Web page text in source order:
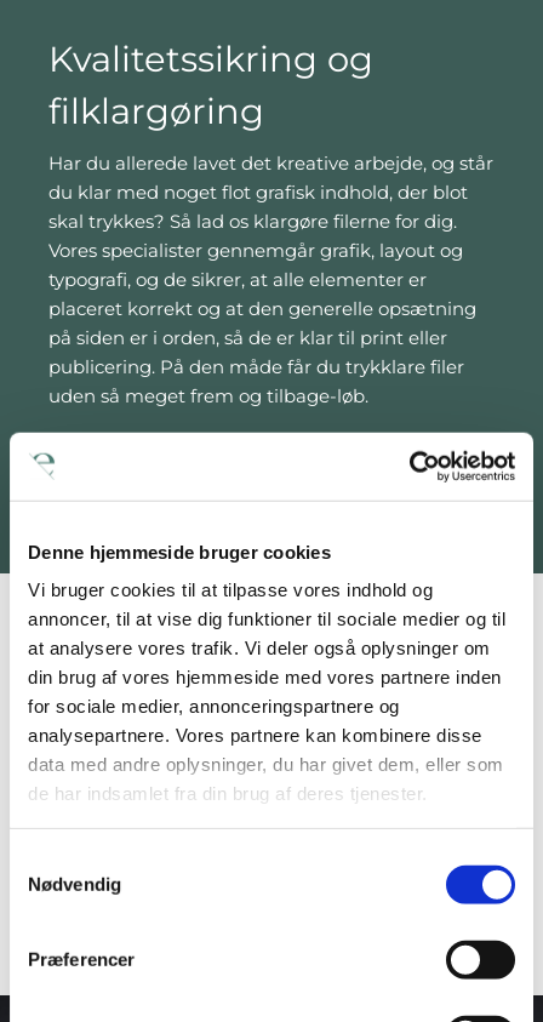
Denne hjemmeside bruger cookies
Vi bruger cookies til at tilpasse vores indhold og
annoncer, til at vise dig funktioner til sociale medier og til
at analysere vores trafik. Vi deler også oplysninger om
din brug af vores hjemmeside med vores partnere inden
for sociale medier, annonceringspartnere og
analysepartnere. Vores partnere kan kombinere disse
data med andre oplysninger, du har givet dem, eller som
de har indsamlet fra din brug af deres tjenester.
Nødvendig
Præferencer
Kvalitetssikring og
filklargøring
Har du allerede lavet det kreative arbejde, og står
du klar med noget flot grafisk indhold, der blot
skal trykkes? Så lad os klargøre filerne for dig.
Vores specialister gennemgår grafik, layout og
typografi, og de sikrer, at alle elementer er
placeret korrekt og at den generelle opsætning
på siden er i orden, så de er klar til print eller
publicering. På den måde får du trykklare filer
uden så meget frem og tilbage-løb.
Du tænker, vi tegner
Vores kreative hold kan blandt andet hjælpe dig
med:
konceptudvikling
grafisk oplæg i 2D og 3D